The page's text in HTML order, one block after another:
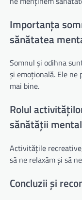
Importanța
sănătatea
Somnul și odihna
și emoțională. Ele ne
mai bine.
Rolul
sănătății
Activitățile
să ne relaxăm și să
Concluzii și